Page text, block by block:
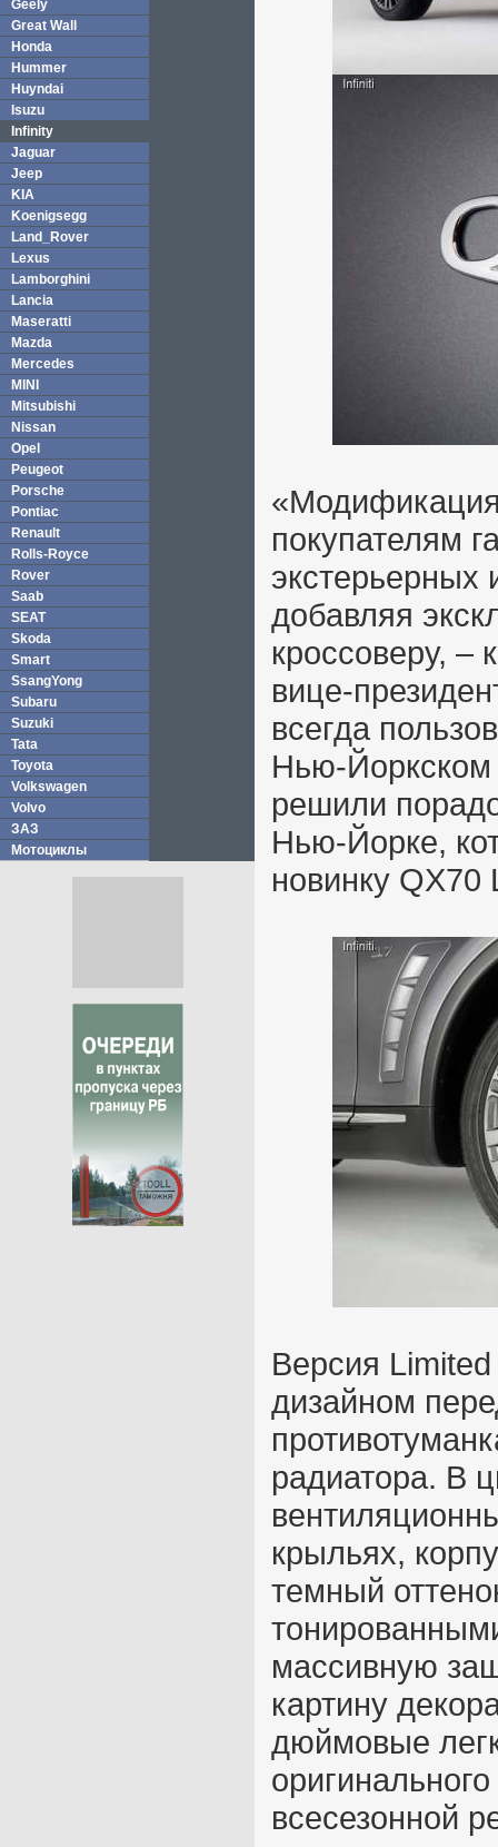
Geely
Great Wall
Honda
Hummer
Huyndai
Isuzu
Infinity
Jaguar
Jeep
KIA
Koenigsegg
Land_Rover
Lexus
Lamborghini
Lancia
Maseratti
Mazda
Mercedes
MINI
Mitsubishi
Nissan
Opel
Peugeot
Porsche
Pontiac
Renault
Rolls-Royce
Rover
Saab
SEAT
Skoda
Smart
SsangYong
Subaru
Suzuki
Tata
Toyota
Volkswagen
Volvo
ЗАЗ
Мотоциклы
покупателям
экстерьерных
добавляя
кроссоверу, –
вице-
всегда
Нью-Йоркском
решили
Нью-Йорке,
новинку QX70
Версия
дизайном
радиатора. В
крыльях,
темный
массивную
картину
дюймовые
всесезонной